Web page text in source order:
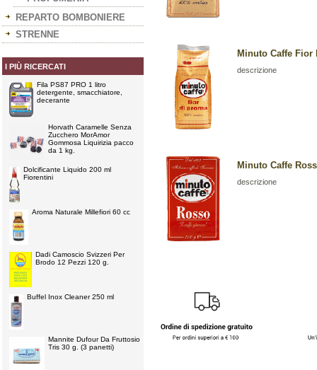
REPARTO BOMBONIERE
STRENNE
I PIÙ RICERCATI
Fila PS87 PRO 1 litro
detergente, smacchiatore,
decerante
Horvath Caramelle Senza
Zucchero MorAmor
Gommosa Liquirizia pacco
da 1 kg.
Dolcificante Liquido 200 ml
Fiorentini
Aroma Naturale Millefiori 60 cc
Dadi Camoscio Svizzeri Per
Brodo 12 Pezzi 120 g.
Buffel Inox Cleaner 250 ml
Mannite Dufour Da Fruttosio
Tris 30 g. (3 panetti)
Minuto Caffe Fior
descrizione
Minuto Caffe
descrizione